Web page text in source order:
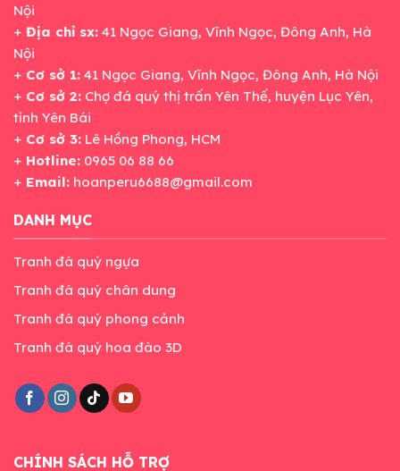
Nội
+ Địa chỉ sx: 41 Ngọc Giang, Vĩnh Ngọc, Đông Anh, Hà
Nội
+ Cơ sở 1: 41 Ngọc Giang, Vĩnh Ngọc, Đông Anh, Hà Nội
+ Cơ sở 2: Chợ đá quý thị trấn Yên Thế, huyện Lục Yên,
tỉnh Yên Bái
+ Cơ sở 3: Lê Hồng Phong, HCM
+ Hotline: 0965 06 88 66
+ Email: hoanperu6688@gmail.com
DANH MỤC
Tranh đá quý ngựa
Tranh đá quý chân dung
Tranh đá quý phong cảnh
Tranh đá quý hoa đào 3D
CHÍNH SÁCH HỖ TRỢ